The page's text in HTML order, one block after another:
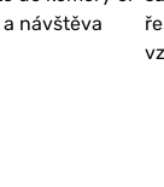
návštěva